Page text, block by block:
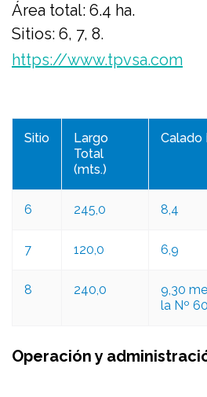
Área total: 6.4 ha.
Sitios: 6, 7, 8.
https://www.tpvsa.com
Sitio
Largo
Total
(mts.)
Calado
6 245,0 8,4
7 120,0 6,9
8 240,0
9,30
la Nº
Operación y